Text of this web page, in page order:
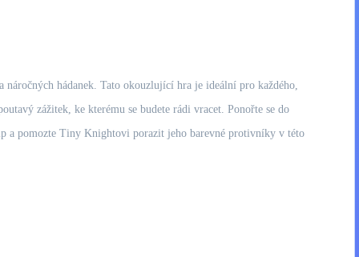
hádanek. Tato okouzlující hra je ideální pro každého,
zážitek, ke kterému se budete rádi vracet. Ponořte se do
a pomozte Tiny Knightovi porazit jeho barevné protivníky v této